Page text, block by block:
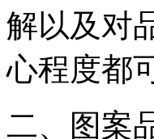
解以及对
心程度都
二、图案